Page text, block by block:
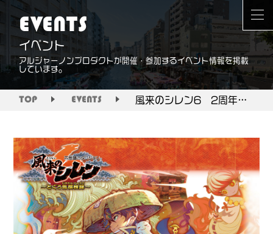
EVENTS
イベント
アルジャーノンプロダクトが開催・参加するイベント情報を掲載
しています。
TOP EVENTS 風来のシレン6 2周年記念 POP UP SHOP